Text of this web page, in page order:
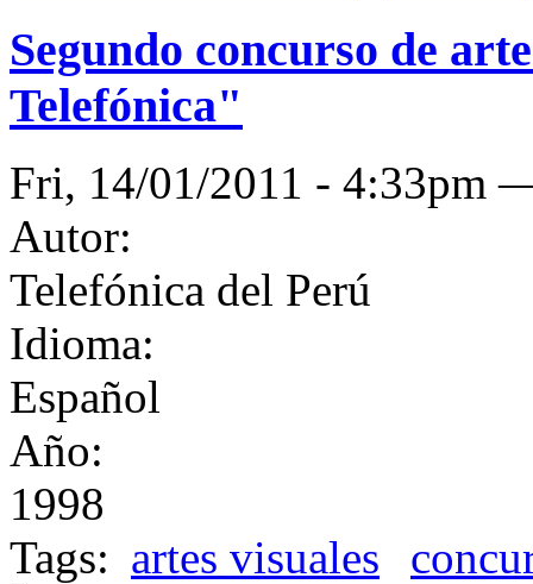
Segundo concurso de
Telefónica"
Fri, 14/01/2011 - 4:33pm
Autor:
Telefónica del Perú
Idioma:
Español
Año:
1998
Tags: artes visuales